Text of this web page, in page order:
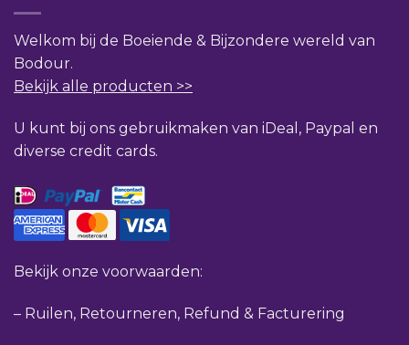
Welkom bij de Boeiende & Bijzondere wereld van
Bodour.
Bekijk alle producten >>
U kunt bij ons gebruikmaken van iDeal, Paypal en
diverse credit cards.
Bekijk onze voorwaarden:
– Ruilen, Retourneren, Refund & Facturering